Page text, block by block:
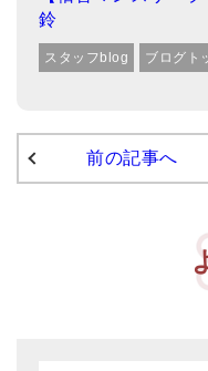
鈴
スタッフblog ブログト
前の記事へ